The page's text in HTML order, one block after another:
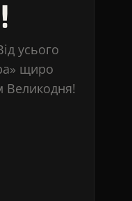
щиро
Великодня!